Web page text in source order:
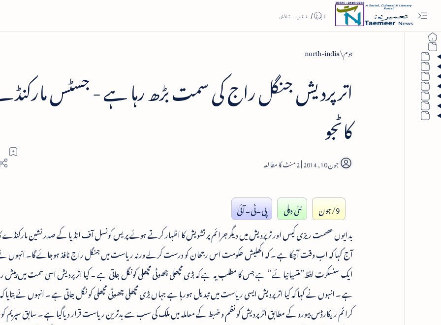
ہوم north-india
اترپردیش جنگل راج کی سمت بڑھ رہا ہے - جسٹس
کاٹجو
2
9/جون نئی دہلی
پی۔ٹی۔آئی
بدایوں عصمت ریزی کیس اور تر پردیش میں دیگر جرائم پر تشویش کا اظہار کرتے ہوئے پریس کونسل آف انڈیا کے صدر نشین
آج کہا کہ اب وقت آچکا ہے ۔ کہ اکھلیش حکومت اس رجحان کو درست کرلے ورنہ ریاست میں جنگل راج نافذ ہوجائے گا۔ انہوں
ایک سنسکرت لفظ’’متسیانیائے‘‘ ہے جس کا مطلب یہ ہے کہ بڑی مچھلی چھوٹی مچھلی کونگل جاتی ہے ۔ کیا اتر پردیش اسی سمت میں پیش
ہے ۔ انہوں نے کہا کہ کیا اتر پردیش ایسی ریاست میں تبدیل ہورہا ہے جہاں بڑی مچھلی چھوٹی مچھلی کو نگل جاتی ہے ۔ انہوں نے بتایا
کرائم ریکارڈس بیورو کے مطابق اتر پردیش کو نظم و ضبط کے معاملہ میں ملک کی سب سے بدترین ریاست قرار دیاگیا ہے ۔ سابق